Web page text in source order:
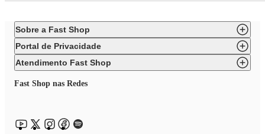
Sobre a Fast Shop
Portal de Privacidade
Atendimento Fast Shop
Fast Shop nas Redes